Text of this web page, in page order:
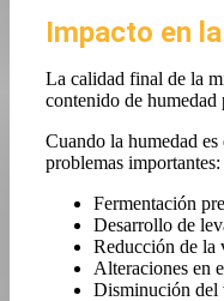
Impacto en
La calidad final de la
contenido de humedad
Cuando la humedad
problemas importantes:
Fermentación
Desarrollo de
Reducción de la
Alteraciones en
Disminución del